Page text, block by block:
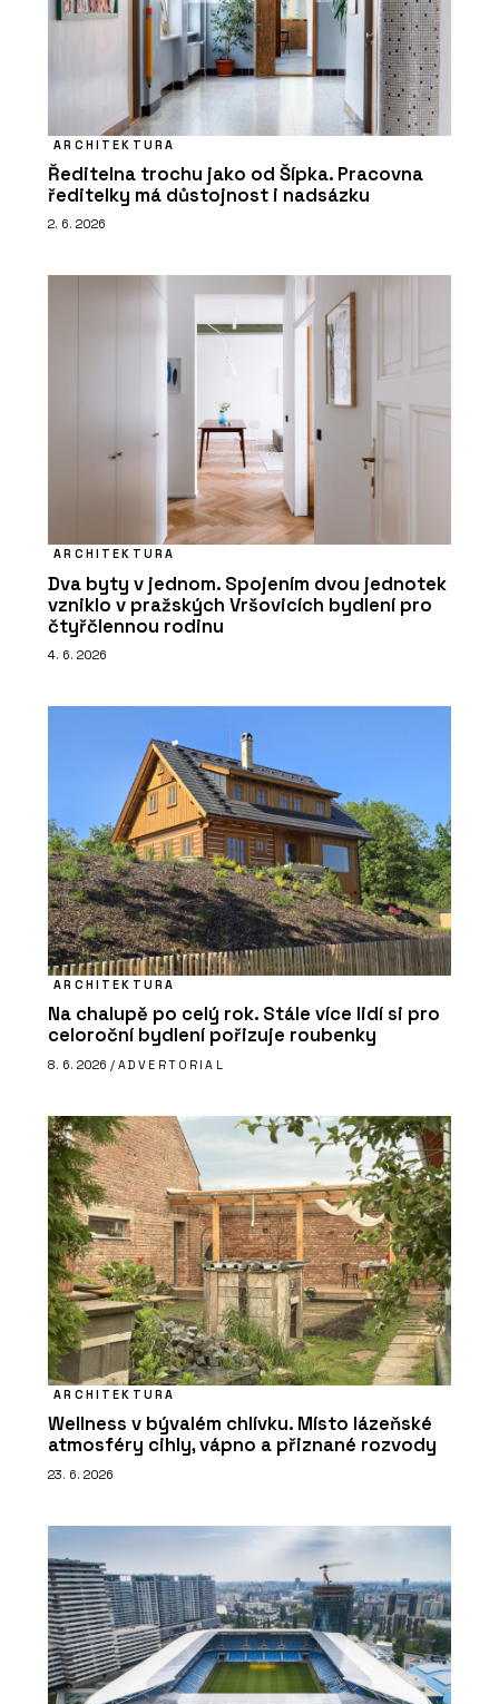
ARCHITEKTURA
Ředitelna trochu jako od Šípka. Pracovna
ředitelky má důstojnost i nadsázku
2. 6. 2026
ARCHITEKTURA
Dva byty v jednom. Spojením dvou jednotek
vzniklo v pražských Vršovicích bydlení pro
čtyřčlennou rodinu
4. 6. 2026
ARCHITEKTURA
Na chalupě po celý rok. Stále více lidí si pro
celoroční bydlení pořizuje roubenky
8. 6. 2026 / ADVERTORIAL
ARCHITEKTURA
Wellness v bývalém chlívku. Místo lázeňské
atmosféry cihly, vápno a přiznané rozvody
23. 6. 2026